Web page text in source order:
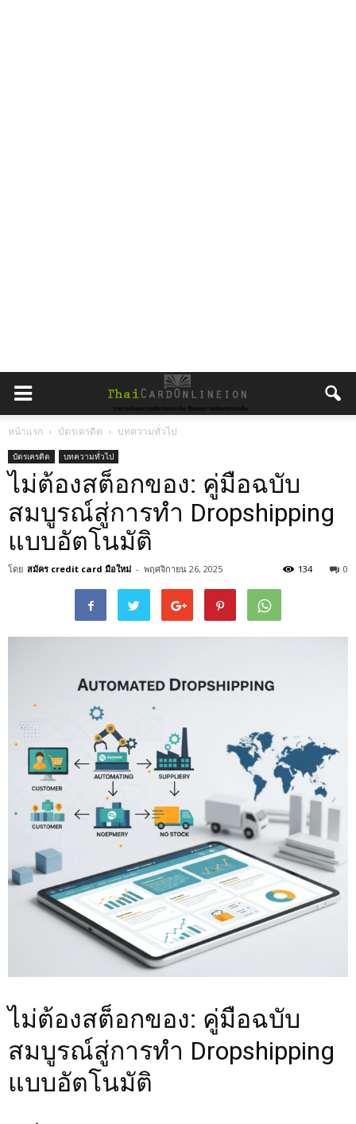
หน้าแรก บัตรเครดิต บทความทั่วไป
บัตรเครดิต บทความทั่วไป
ไม่ต้องสต็อกของ: คู่มือฉบับ
สมบูรณ์สู่การทำ Dropshipping
แบบอัตโนมัติ
โดย สมัคร credit card มือใหม่ - พฤศจิกายน 26, 2025 0
134
ไม่ต้องสต็อกของ: คู่มือฉบับ
สมบูรณ์สู่การทำ Dropshipping
แบบอัตโนมัติ